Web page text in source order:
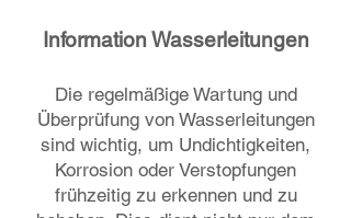
Information Wasserleitungen
Die regelmäßige Wartung und
Überprüfung von Wasserleitungen
sind wichtig, um Undichtigkeiten,
Korrosion oder Verstopfungen
frühzeitig zu erkennen und zu